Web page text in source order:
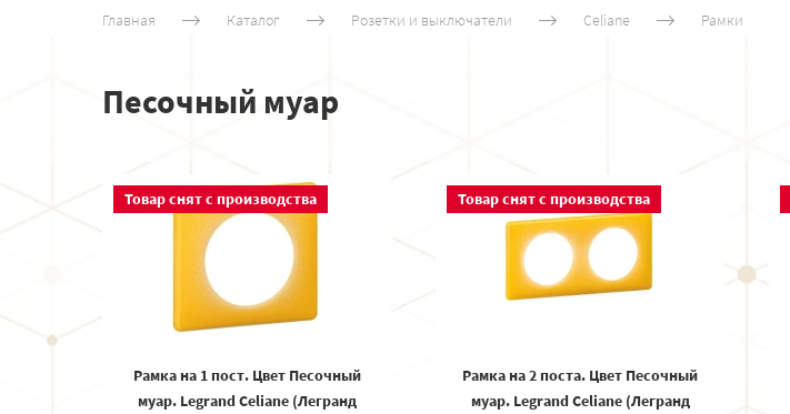
Главная Каталог Розетки и выключатели Celiane Рамки
Песочный муар
Товар снят с производства
Рамка на 1 пост. Цвет Песочный
муар. Legrand Celiane (Легранд
Товар снят с производства
Рамка на 2 поста. Цвет Песочный
муар. Legrand Celiane (Легранд